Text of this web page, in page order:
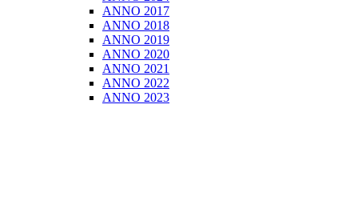
ANNO 2017
ANNO 2018
ANNO 2019
ANNO 2020
ANNO 2021
ANNO 2022
ANNO 2023